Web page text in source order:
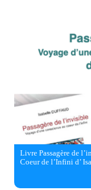
Livre Passagère de
Coeur de l’Infini d’